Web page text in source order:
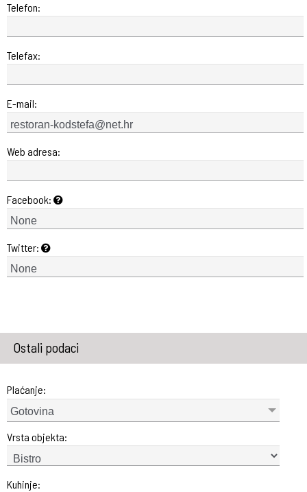
Telefon:
Telefax:
E-mail:
Web adresa:
Facebook:
Twitter:
Ostali podaci
Plaćanje:
Gotovina
Vrsta objekta:
Kuhinje: